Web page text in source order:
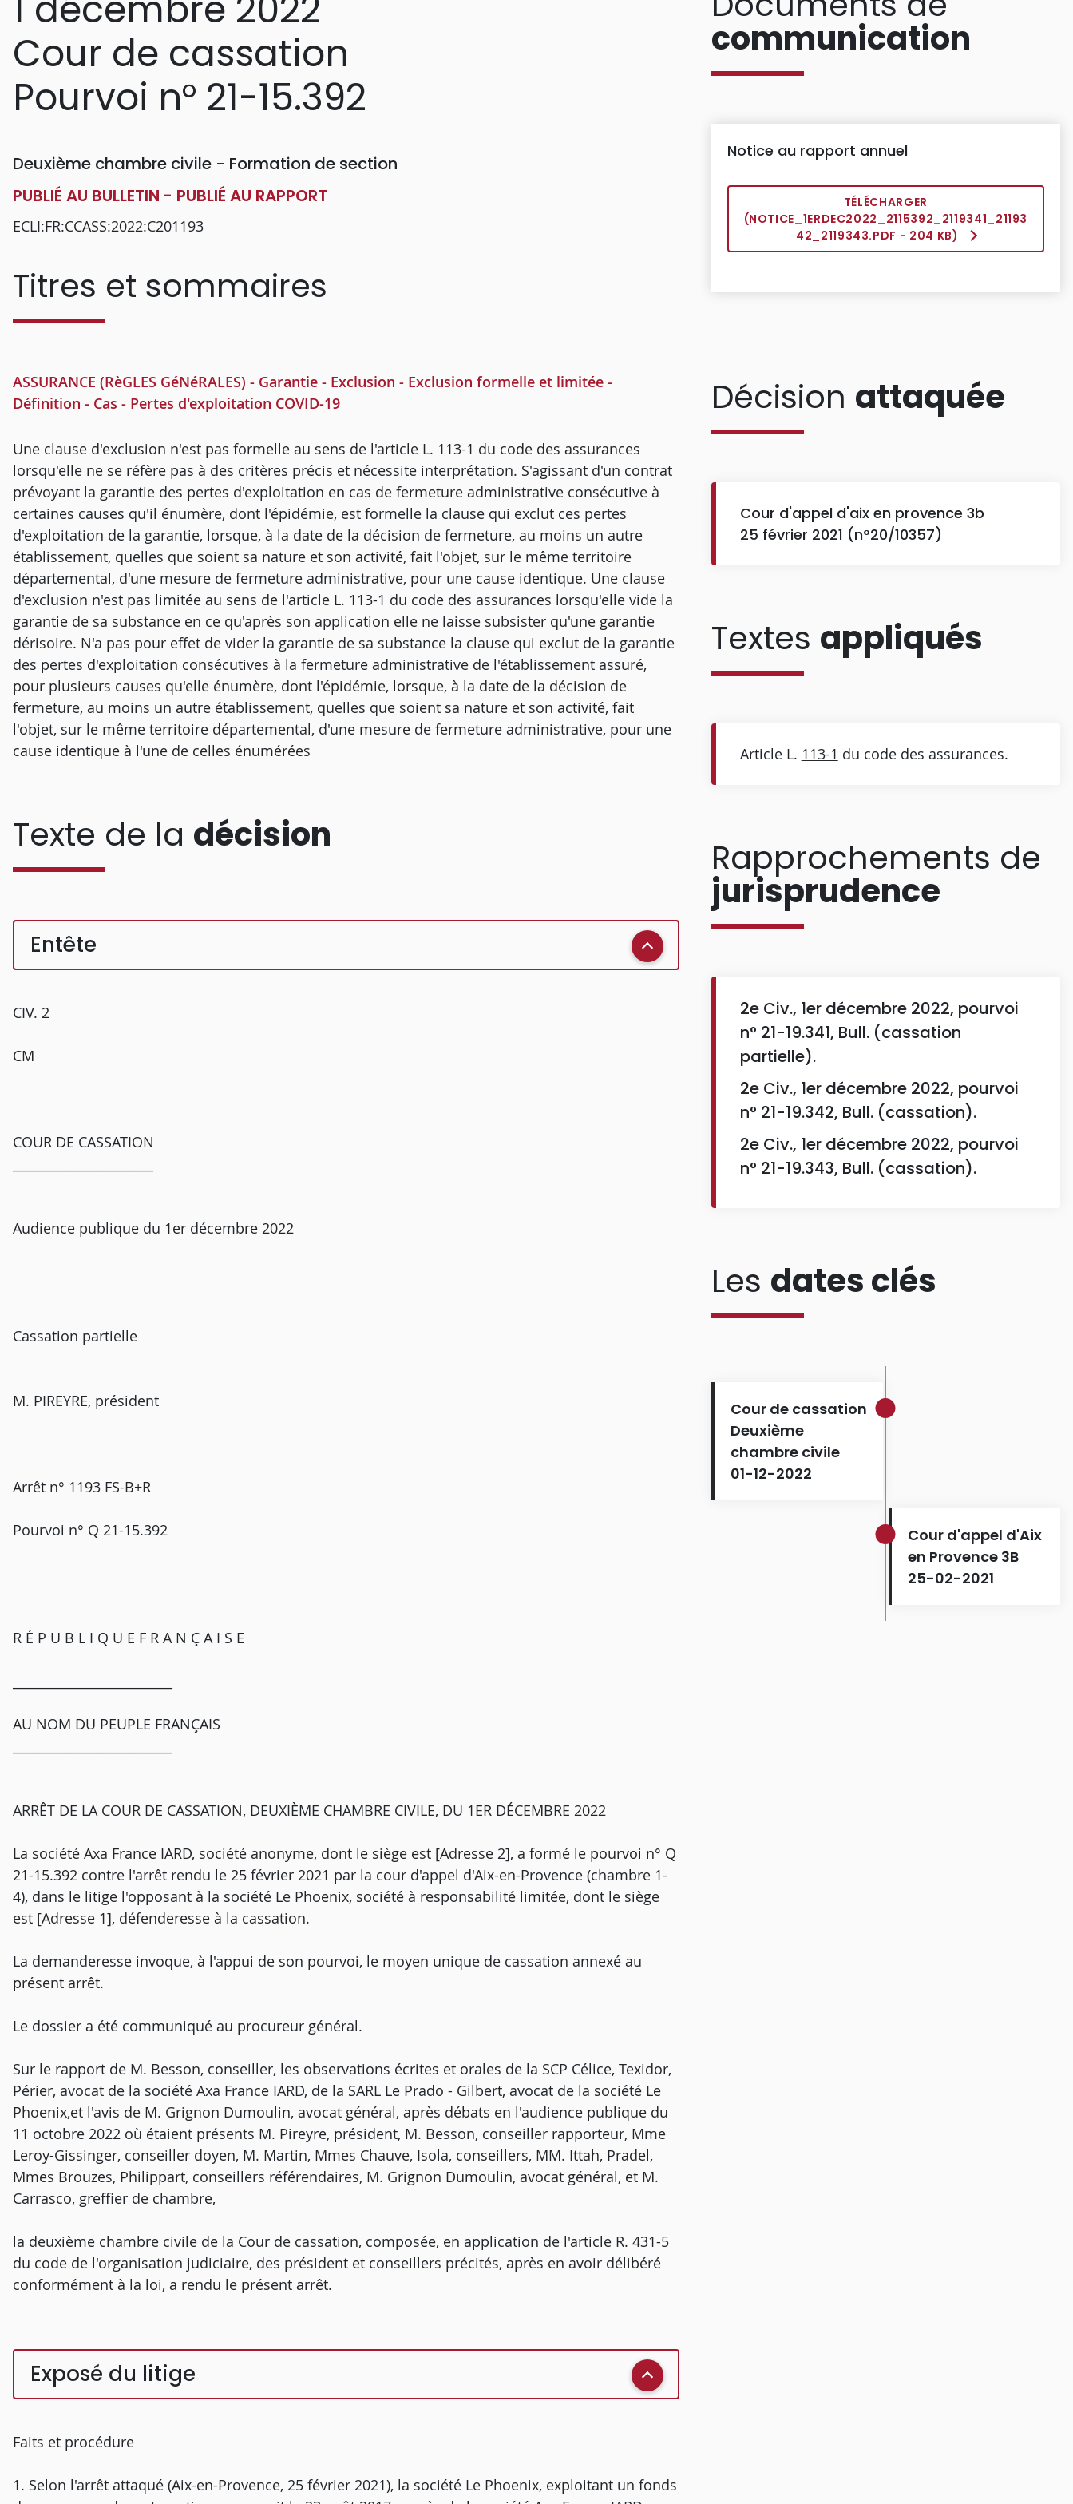
Cour de cassation
Pourvoi n° 21-15.392
Deuxième chambre civile - Formation de section
PUBLIÉ AU BULLETIN - PUBLIÉ AU RAPPORT
ECLI:FR:CCASS:2022:C201193
Titres et sommaires
ASSURANCE (RèGLES GéNéRALES) - Garantie - Exclusion - Exclusion formelle et limitée -
Définition - Cas - Pertes d'exploitation COVID-19
Une clause d'exclusion n'est pas formelle au sens de l'article L. 113-1 du code des assurances
lorsqu'elle ne se réfère pas à des critères précis et nécessite interprétation. S'agissant d'un contrat
prévoyant la garantie des pertes d'exploitation en cas de fermeture administrative consécutive à
certaines causes qu'il énumère, dont l'épidémie, est formelle la clause qui exclut ces pertes
d'exploitation de la garantie, lorsque, à la date de la décision de fermeture, au moins un autre
établissement, quelles que soient sa nature et son activité, fait l'objet, sur le même territoire
départemental, d'une mesure de fermeture administrative, pour une cause identique. Une clause
d'exclusion n'est pas limitée au sens de l'article L. 113-1 du code des assurances lorsqu'elle vide la
garantie de sa substance en ce qu'après son application elle ne laisse subsister qu'une garantie
dérisoire. N'a pas pour effet de vider la garantie de sa substance la clause qui exclut de la garantie
des pertes d'exploitation consécutives à la fermeture administrative de l'établissement assuré,
pour plusieurs causes qu'elle énumère, dont l'épidémie, lorsque, à la date de la décision de
fermeture, au moins un autre établissement, quelles que soient sa nature et son activité, fait
l'objet, sur le même territoire départemental, d'une mesure de fermeture administrative, pour une
cause identique à l'une de celles énumérées
Texte de la décision
Entête
CIV. 2
CM
COUR DE CASSATION
Audience publique du 1er décembre 2022
Cassation partielle
M. PIREYRE, président
Arrêt n° 1193 FS-B+R
Pourvoi n° Q 21-15.392
R É P U B L I Q U E F R A N Ç A I S E
AU NOM DU PEUPLE FRANÇAIS
ARRÊT DE LA COUR DE CASSATION, DEUXIÈME CHAMBRE CIVILE, DU 1ER DÉCEMBRE 2022
La société Axa France IARD, société anonyme, dont le siège est [Adresse 2], a formé le pourvoi n° Q
21-15.392 contre l'arrêt rendu le 25 février 2021 par la cour d'appel d'Aix-en-Provence (chambre 1-
4), dans le litige l'opposant à la société Le Phoenix, société à responsabilité limitée, dont le siège
est [Adresse 1], défenderesse à la cassation.
La demanderesse invoque, à l'appui de son pourvoi, le moyen unique de cassation annexé au
présent arrêt.
Le dossier a été communiqué au procureur général.
Sur le rapport de M. Besson, conseiller, les observations écrites et orales de la SCP Célice, Texidor,
Périer, avocat de la société Axa France IARD, de la SARL Le Prado - Gilbert, avocat de la société Le
Phoenix,et l'avis de M. Grignon Dumoulin, avocat général, après débats en l'audience publique du
11 octobre 2022 où étaient présents M. Pireyre, président, M. Besson, conseiller rapporteur, Mme
Leroy-Gissinger, conseiller doyen, M. Martin, Mmes Chauve, Isola, conseillers, MM. Ittah, Pradel,
Mmes Brouzes, Philippart, conseillers référendaires, M. Grignon Dumoulin, avocat général, et M.
Carrasco, greffier de chambre,
la deuxième chambre civile de la Cour de cassation, composée, en application de l'article R. 431-5
du code de l'organisation judiciaire, des président et conseillers précités, après en avoir délibéré
conformément à la loi, a rendu le présent arrêt.
Exposé du litige
Faits et procédure
1. Selon l'arrêt attaqué (Aix-en-Provence, 25 février 2021), la société Le Phoenix, exploitant un fonds
communication
Notice au rapport annuel
TÉLÉCHARGER
(NOTICE_1ERDEC2022_2115392_2119341_21193
42_2119343.PDF - 204 KB)
Décision attaquée
Cour d'appel d'aix en provence 3b
25 février 2021 (n°20/10357)
Textes appliqués
Article L. 113-1 du code des assurances.
Rapprochements de
jurisprudence
2e Civ., 1er décembre 2022, pourvoi
n° 21-19.341, Bull. (cassation
partielle).
2e Civ., 1er décembre 2022, pourvoi
n° 21-19.342, Bull. (cassation).
2e Civ., 1er décembre 2022, pourvoi
n° 21-19.343, Bull. (cassation).
Les dates clés
Cour de cassation
Deuxième
chambre civile
01-12-2022
Cour d'appel d'Aix
en Provence 3B
25-02-2021